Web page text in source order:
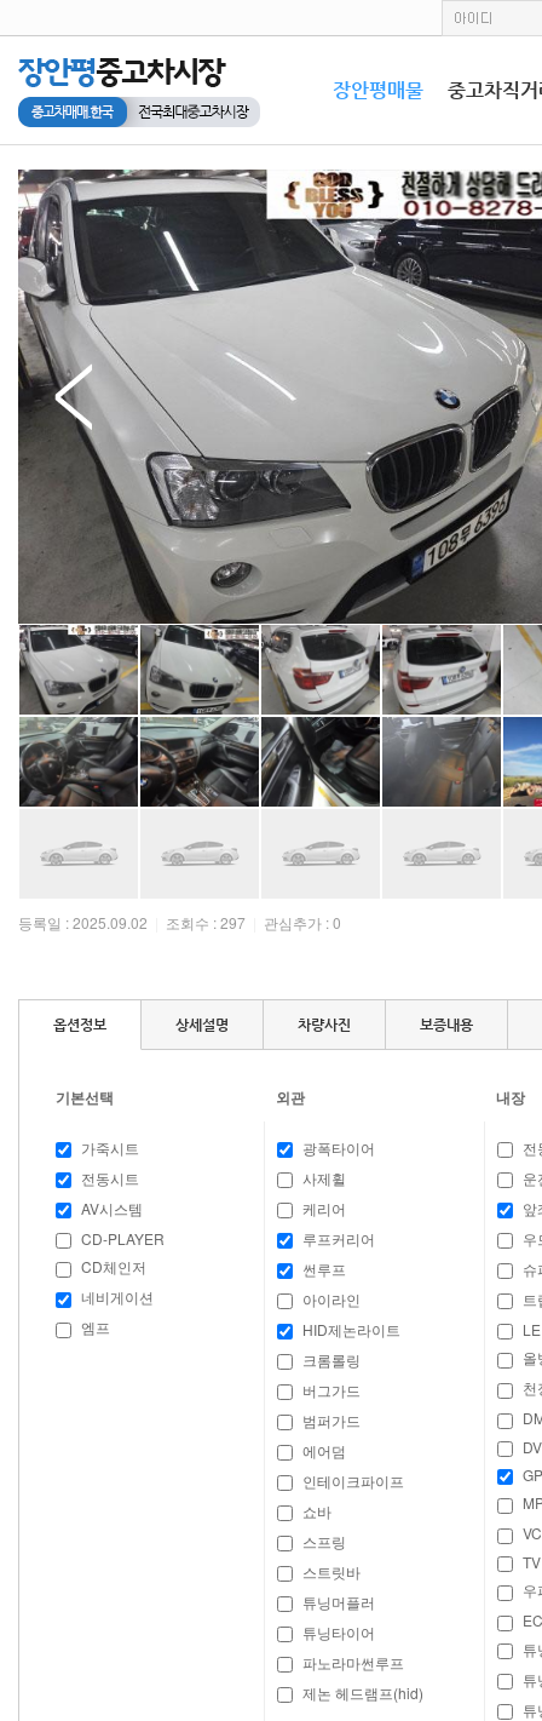
장안평매물 중고차직
등록일 : 2025.09.02 조회수 : 297 관심추가 : 0
옵션정보 상세설명 차량사진 보증내용
기본선택 외관 내장
가죽시트
전동시트
AV시스템
CD-PLAYER
CD체인저
네비게이션
엠프
광폭타이어
사제휠
케리어
루프커리어
썬루프
아이라인
HID제논라이트
크롬롤링
버그가드
범퍼가드
에어덤
인테이크파이프
쇼바
스프링
스트릿바
튜닝머플러
튜닝타이어
파노라마썬루프
제논 헤드램프(hid)
전
운
앞
우
슈
올
천
TV
우
튜
튜
튜